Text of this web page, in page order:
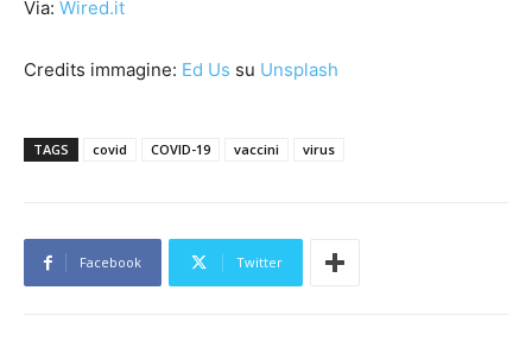
Via: Wired.it
Credits immagine: Ed Us su Unsplash
TAGS covid COVID-19 vaccini virus
Facebook Twitter